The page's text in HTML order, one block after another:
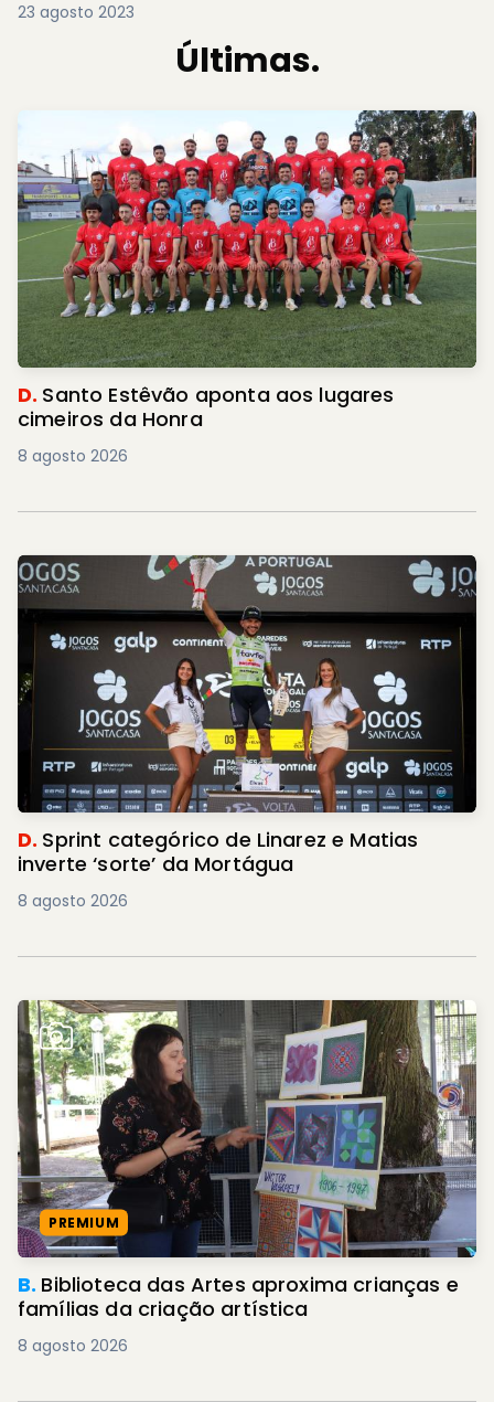
23 agosto 2023
Últimas.
D. Santo Estêvão aponta aos lugares
cimeiros da Honra
8 agosto 2026
D. Sprint categórico de Linarez e Matias
inverte ‘sorte’ da Mortágua
8 agosto 2026
PREMIUM
B. Biblioteca das Artes aproxima crianças e
famílias da criação artística
8 agosto 2026